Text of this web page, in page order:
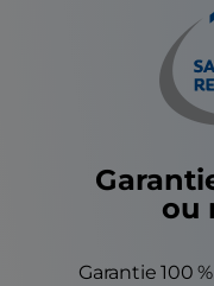
ou
Garantie 100